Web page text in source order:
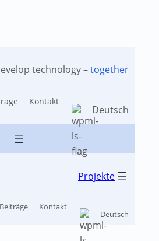
technology –together
Kontakt
Deutsch
Projekte
Beiträge Kontakt
Deutsch